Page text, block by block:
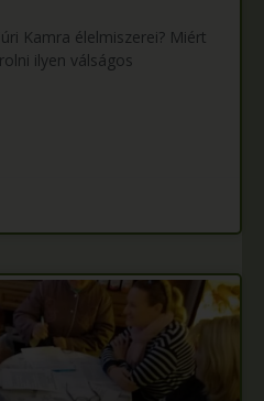
Kamra élelmiszerei? Miért
ilyen válságos